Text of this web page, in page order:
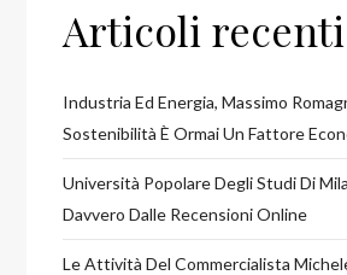
Articoli recenti
Industria Ed Energia, Massimo
Sostenibilità È Ormai Un Fattore
Università Popolare Degli Studi Di
Davvero Dalle Recensioni Online
Le Attività Del Commercialista